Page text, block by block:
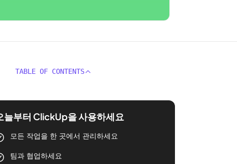
TABLE OF CONTENTS
늘부터 ClickUp을 사용하세요
모든 작업을 한 곳에서 관리하세요
팀과 협업하세요